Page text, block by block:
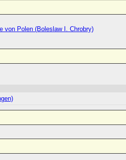
von Polen (Boleslaw I. Chrobry)